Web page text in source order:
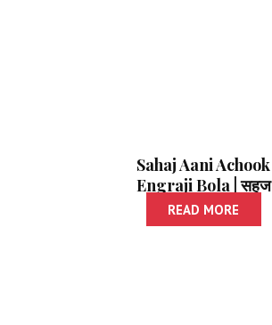
Sahaj Aani Achook
Engraji Bola | सहज
आणि अचूक इंग्रजी बोला
READ MORE